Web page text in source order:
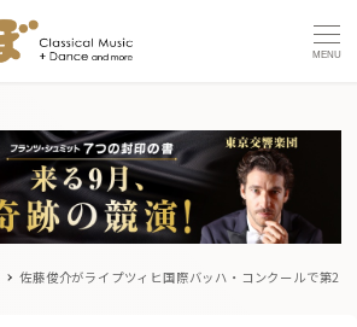
MENU
佐藤俊介がライプツィヒ国際バッハ・コンクールで第2